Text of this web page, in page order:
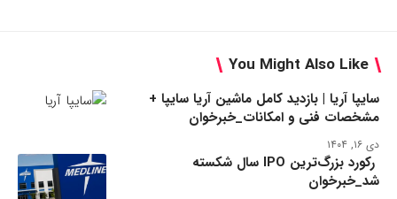
You Might Also Like
سایپا آریا | بازدید کامل ماشین آریا سایپا +
مشخصات فنی و امکانات_خبرخوان
دی ۱۶, ۱۴۰۴
رکورد بزرگ‌ترین IPO سال شکسته
شد_خبرخوان